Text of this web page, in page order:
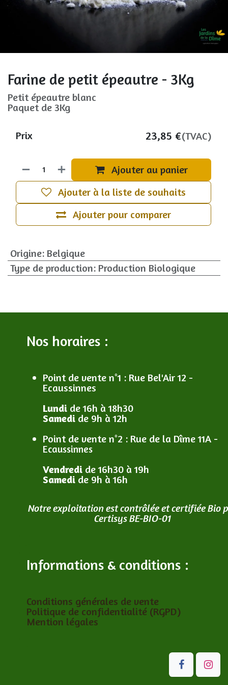
Farine de petit épeautre - 3Kg
Petit épeautre blanc
Paquet de 3Kg
Ajouter au panier
Ajouter pour comparer
Ajouter à la liste de souhaits
Prix 23,85 €(TVAC)
Origine: Belgique
Type de production: Production Biologique
Nos horaires :
Point de vente n°1 : Rue Bel'Air 12 -
Ecaussinnes
Lundi de 16h à 18h30
Samedi de 9h à 12h
Point de vente n°2 : Rue de la Dîme 11A -
Ecaussinnes
Vendredi de 16h30 à 19h
Samedi de 9h à 16h
Notre exploitation est contrôlée et certifiée Bio
Certisys BE-BIO-01
Informations & conditions :
Conditions générales de vente
Politique de confidentialité (RGPD)
Mention légales